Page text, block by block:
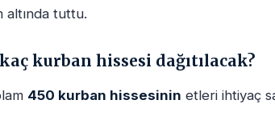
altında tuttu.
kurban hissesi dağıtılacak?
450 kurban hissesinin etleri ihtiyaç